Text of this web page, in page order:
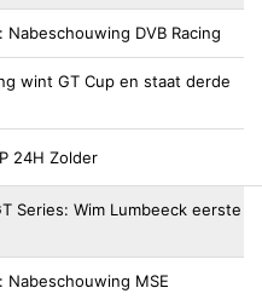
Nabeschouwing DVB Racing
wint GT Cup en staat derde
Series: Wim Lumbeeck eerste
Nabeschouwing MSE